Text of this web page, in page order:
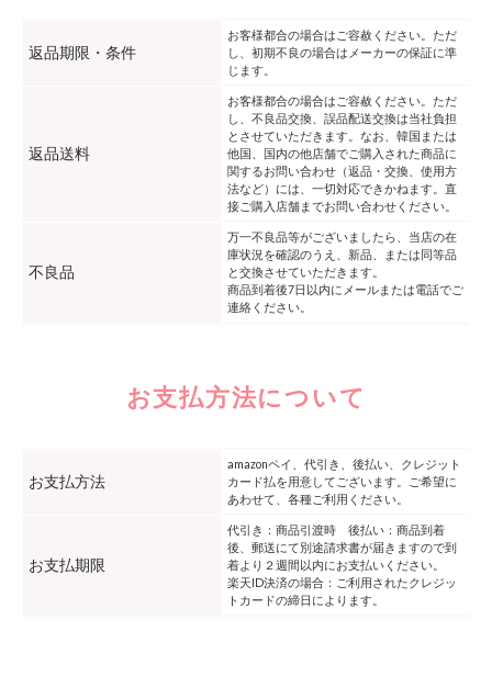
返品期限・条件
お客様都合の場合はご容赦ください。ただ
し、初期不良の場合はメーカーの保証に準
じます。
返品送料
お客様都合の場合はご容赦ください。ただ
し、不良品交換、誤品配送交換は当社負担
とさせていただきます。なお、韓国または
他国、国内の他店舗でご購入された商品に
関するお問い合わせ（返品・交換、使用方
法など）には、一切対応できかねます。直
接ご購入店舗までお問い合わせください。
不良品
万一不良品等がございましたら、当店の在
庫状況を確認のうえ、新品、または同等品
と交換させていただきます。
商品到着後7日以内にメールまたは電話でご
連絡ください。
お支払方法について
お支払方法
amazonペイ、代引き、後払い、クレジット
カード払を用意してございます。ご希望に
あわせて、各種ご利用ください。
お支払期限
代引き：商品引渡時 後払い：商品到着
後、郵送にて別途請求書が届きますので到
着より２週間以内にお支払いください。
楽天ID決済の場合：ご利用されたクレジッ
トカードの締日によります。